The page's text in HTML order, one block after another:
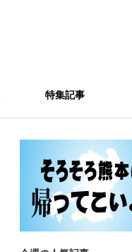
特集記事